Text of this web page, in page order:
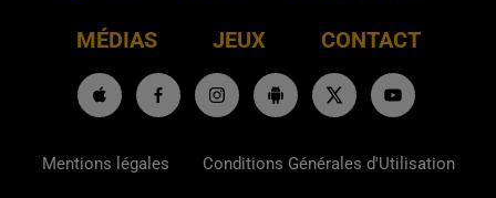
MÉDIAS JEUX CONTACT
Mentions légales Conditions Générales d'Utilisation